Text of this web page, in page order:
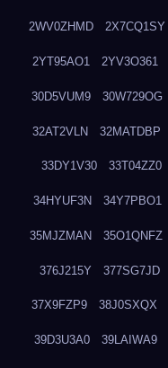
2WV0ZHMD 2X7CQ1SY
2YT95AO1 2YV3O361
30D5VUM9 30W729OG
32AT2VLN 32MATDBP
33DY1V30 33T04ZZ0
34HYUF3N 34Y7PBO1
35MJZMAN 35O1QNFZ
376J215Y 377SG7JD
37X9FZP9 38J0SXQX
39D3U3A0 39LAIWA9